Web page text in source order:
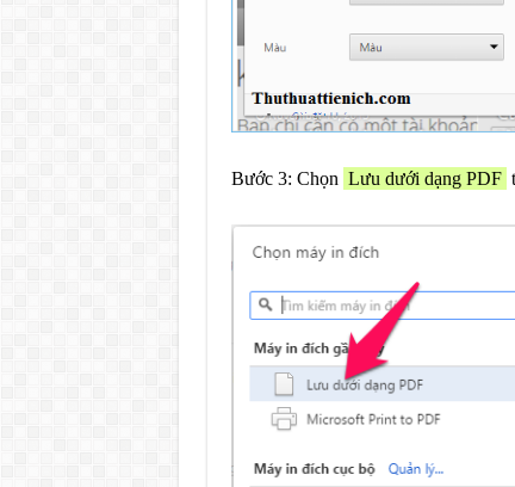
Bước 3: Chọn Lưu dưới dạng PDF